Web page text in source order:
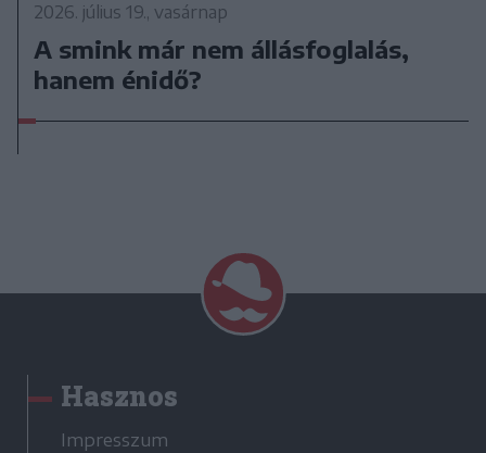
2026. július 19., vasárnap
A smink már nem állásfoglalás,
hanem énidő?
Hasznos
Impresszum